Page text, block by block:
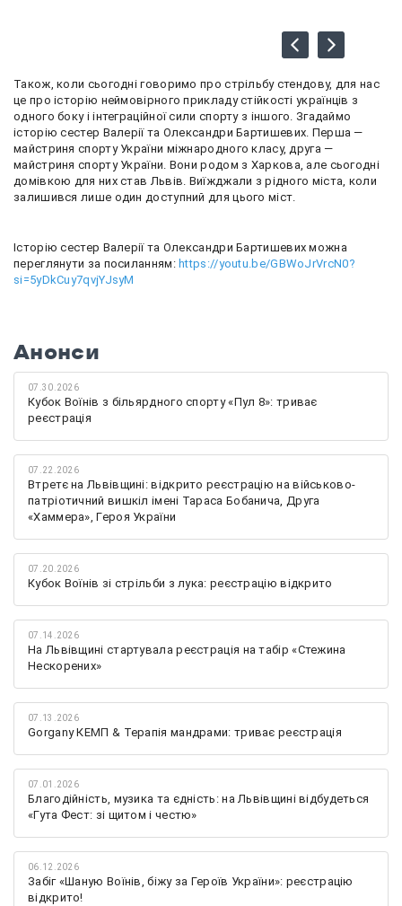
Також, коли сьогодні говоримо про стрільбу стендову, для нас
це про історію неймовірного прикладу стійкості українців з
одного боку і інтеграційної сили спорту з іншого. Згадаймо
історію сестер Валерії та Олександри Бартишевих. Перша —
майстриня спорту України міжнародного класу, друга —
майстриня спорту України. Вони родом з Харкова, але сьогодні
домівкою для них став Львів. Виїжджали з рідного міста, коли
залишився лише один доступний для цього міст.
Історію сестер Валерії та Олександри Бартишевих можна
переглянути за посиланням: https://youtu.be/GBWoJrVrcN0?
si=5yDkCuy7qvjYJsyM
Анонси
07.30.2026
Кубок Воїнів з більярдного спорту «Пул 8»: триває
реєстрація
07.22.2026
Втретє на Львівщині: відкрито реєстрацію на військово-
патріотичний вишкіл імені Тараса Бобанича, Друга
«Хаммера», Героя України
07.20.2026
Кубок Воїнів зі стрільби з лука: реєстрацію відкрито
07.14.2026
На Львівщині стартувала реєстрація на табір «Стежина
Нескорених»
07.13.2026
Gorgany КЕМП & Терапія мандрами: триває реєстрація
07.01.2026
Благодійність, музика та єдність: на Львівщині відбудеться
«Гута Фест: зі щитом і честю»
06.12.2026
Забіг «Шаную Воїнів, біжу за Героїв України»: реєстрацію
відкрито!